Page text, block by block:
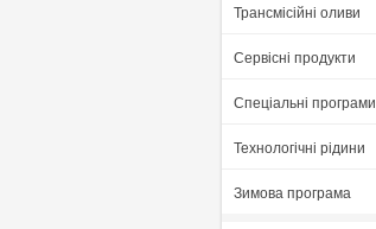
Трансмісійні оливи
Сервісні продукти
Спеціальні програми
Технологічні рідини
Зимова програма